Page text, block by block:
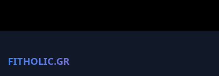
FITHOLIC.GR